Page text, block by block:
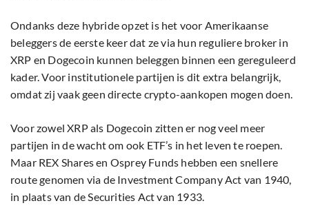
Ondanks deze hybride opzet is het voor Amerikaanse
beleggers de eerste keer dat ze via hun reguliere broker in
XRP en Dogecoin kunnen beleggen binnen een gereguleerd
kader. Voor institutionele partijen is dit extra belangrijk,
omdat zij vaak geen directe crypto-aankopen mogen doen.
Voor zowel XRP als Dogecoin zitten er nog veel meer
partijen in de wacht om ook ETF’s in het leven te roepen.
Maar REX Shares en Osprey Funds hebben een snellere
route genomen via de Investment Company Act van 1940,
in plaats van de Securities Act van 1933.